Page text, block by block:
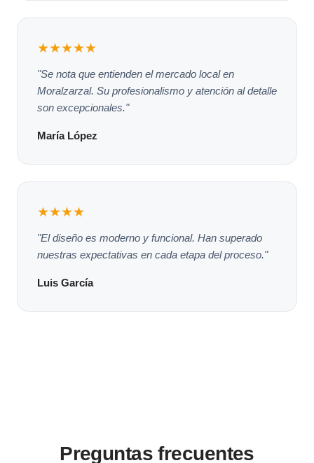
★★★★★
"Se nota que entienden el mercado local en
Moralzarzal. Su profesionalismo y atención al detalle
son excepcionales."
María López
★★★★
"El diseño es moderno y funcional. Han superado
nuestras expectativas en cada etapa del proceso."
Luis García
Preguntas frecuentes